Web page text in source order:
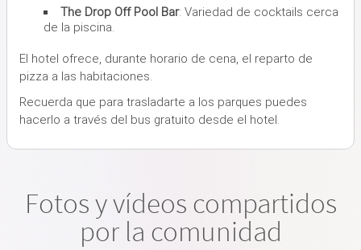
The Drop Off Pool Bar: Variedad de cocktails cerca
de la piscina.
El hotel ofrece, durante horario de cena, el reparto de
pizza a las habitaciones.
Recuerda que para trasladarte a los parques puedes
hacerlo a través del bus gratuito desde el hotel.
Fotos y vídeos compartidos
por la comunidad